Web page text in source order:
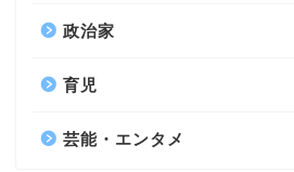
政治家
育児
芸能・エンタメ